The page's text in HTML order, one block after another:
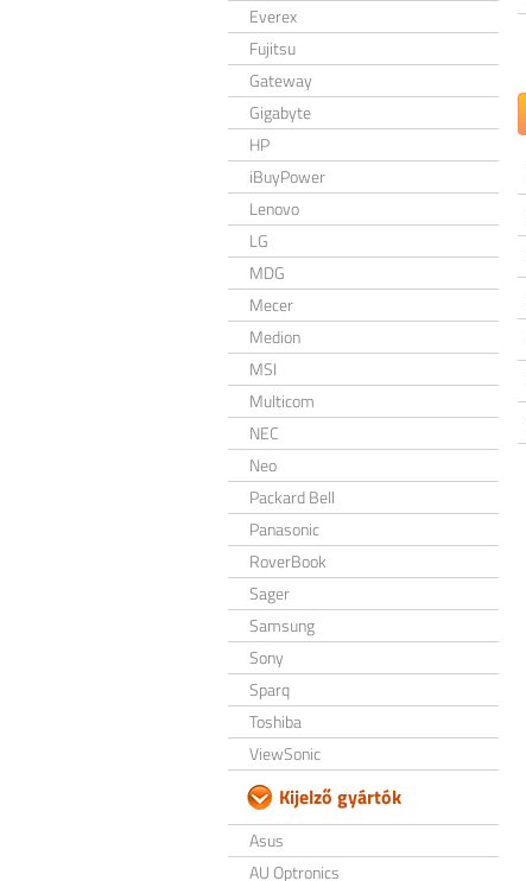
Everex
Fujitsu
Gateway
Gigabyte
HP
iBuyPower
Lenovo
LG
MDG
Mecer
Medion
MSI
Multicom
NEC
Neo
Packard Bell
Panasonic
RoverBook
Sager
Samsung
Sony
Sparq
Toshiba
ViewSonic
Kijelző gyártók
Asus
AU Optronics